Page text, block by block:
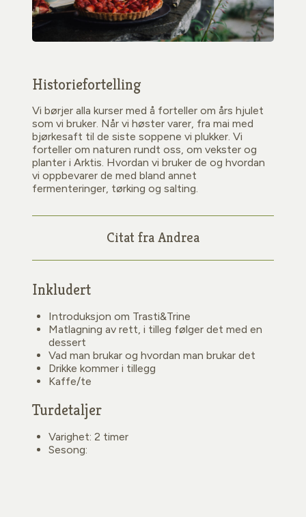
Historiefortelling
Vi børjer alla kurser med å forteller om års hjulet
som vi bruker. Når vi høster varer, fra mai med
bjørkesaft til de siste soppene vi plukker. Vi
forteller om naturen rundt oss, om vekster og
planter i Arktis. Hvordan vi bruker de og hvordan
vi oppbevarer de med bland annet
fermenteringer, tørking og salting.
Citat fra Andrea
Inkludert
Introduksjon om Trasti&Trine
Matlagning av rett, i tilleg følger det med en
dessert
Vad man brukar og hvordan man brukar det
Drikke kommer i tillegg
Kaffe/te
Turdetaljer
Varighet: 2 timer
Sesong: